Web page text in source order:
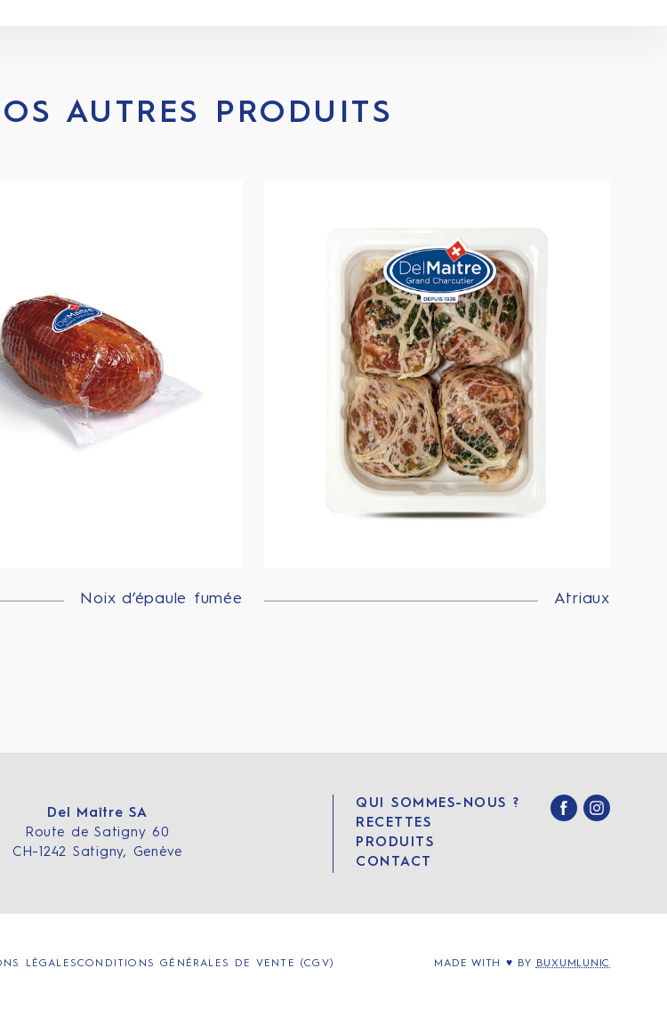
AUTRES PRODUITS
Noix d’épaule fumée Atriaux
Del Maître SA
Route de Satigny 60
CH-1242 Satigny, Genève
QUI SOMMES-NOUS ?
RECETTES
PRODUITS
CONTACT
LÉGALESCONDITIONS GÉNÉRALES DE VENTE (CGV) MADE WITH ♥ BY BUXUMLUNIC